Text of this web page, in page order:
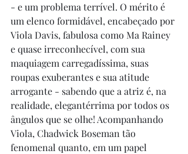
- e um problema terrível. O mérito é
um elenco formidável, encabeçado por
Viola Davis, fabulosa como Ma Rainey
e quase irreconhecível, com sua
maquiagem carregadíssima, suas
roupas exuberantes e sua atitude
arrogante - sabendo que a atriz é, na
realidade, elegantérrima por todos os
ângulos que se olhe! Acompanhando
Viola, Chadwick Boseman tão
fenomenal quanto, em um papel